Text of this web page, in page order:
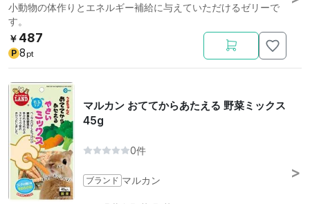
小動物の体作りとエネルギー補給に与えていただけるゼリーで
す。
￥ 487
P 8 pt
マルカン おててからあたえる 野菜ミックス
45g
0件
ブランド マルカン